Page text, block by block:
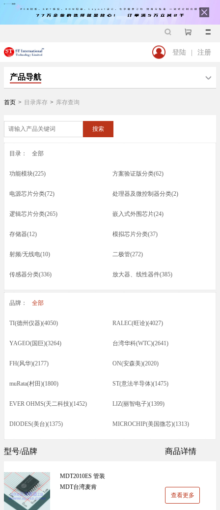
登陆 | 注册
产品导航
首页 > 目录库存 > 库存查询
搜索
目录： 全部
功能模块(225) 方案验证版分类(62)
电源芯片分类(72) 处理器及微控制器分类(2)
逻辑芯片分类(265) 嵌入式外围芯片(24)
存储器(12) 模拟芯片分类(37)
射频/无线电(10) 二极管(272)
传感器分类(336) 放大器、线性器件(385)
接口芯片分类(166) 驱动器(8)
万能板(14)
品牌： 全部
TI(德州仪器)(4050) RALEC(旺诠)(4027)
YAGEO(国巨)(3264) 台湾华科(WTC)(2641)
FH(风华)(2177) ON(安森美)(2020)
muRata(村田)(1800) ST(意法半导体)(1475)
EVER OHMS(天二科技)(1452) LIZ(丽智电子)(1399)
DIODES(美台)(1375) MICROCHIP(美国微芯)(1313)
UniOhm台湾厚声（授权代理）(983)
国产(926)
型号/品牌 商品详情
MDT2010ES 管装
MDT台湾麦肯
查看更多